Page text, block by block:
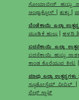
ಸೋಯಾಬೀನ್ ಹುಬ್ಬು
ಆಂಥ್ರಾಕ್ನೋಸ್
|ತುಕ್ಕು |
ಬೆಂಡೆಕಾಯಿ ಎಲ್ಲಾ
ಮೂಡಿಕೆ ಹುಲ್ಲು |ಹಳದಿ
ಬದನೆಕಾಯಿ ಎಲ್ಲಾ
ಬದನೆಕಾಯಿ ಹುಬ್ಬು
ಕಾಂಡ ಕೊರೆಯುವ ಕೀಟ
ಮಾವು ಎಲ್ಲಾ ಉತ್ಪನ್ನಗಳು :
ಸ್ಯೂಡೋಸ್ಟೆಮ್ ವೀವಿಲ್
ಲೀಫ್ ಸ್ಪಾಟ್